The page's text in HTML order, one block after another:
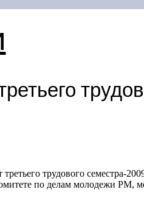
трудового семестра-
по делам молодежи РМ,